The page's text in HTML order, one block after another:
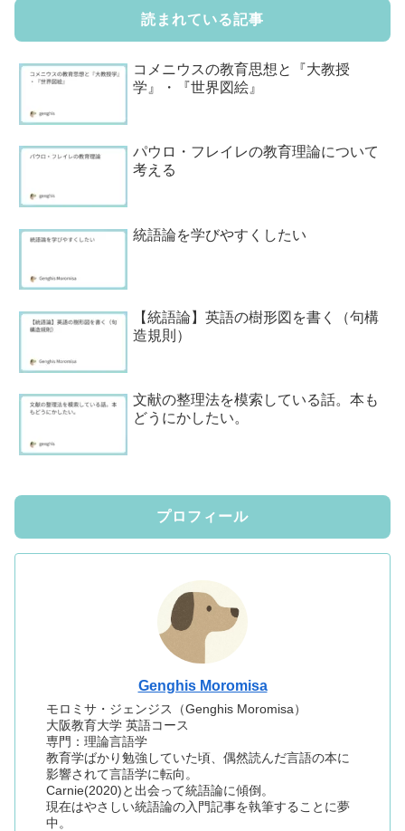
読まれている記事
コメニウスの教育思想と『大教授
学』・『世界図絵』
パウロ・フレイレの教育理論について
考える
統語論を学びやすくしたい
【統語論】英語の樹形図を書く（句構
造規則）
文献の整理法を模索している話。本も
どうにかしたい。
プロフィール
Genghis Moromisa
モロミサ・ジェンジス（Genghis Moromisa）
大阪教育大学 英語コース
専門：理論言語学
教育学ばかり勉強していた頃、偶然読んだ言語の本に
影響されて言語学に転向。
Carnie(2020)と出会って統語論に傾倒。
現在はやさしい統語論の入門記事を執筆することに夢
中。